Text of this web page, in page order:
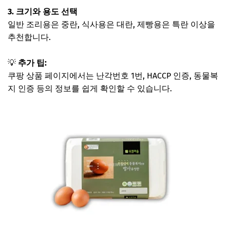
3. 크기와 용도 선택
일반 조리용은 중란, 식사용은 대란, 제빵용은 특란 이상을
추천합니다.
💡 추가 팁:
쿠팡 상품 페이지에서는 난각번호 1번, HACCP 인증, 동물복
지 인증 등의 정보를 쉽게 확인할 수 있습니다.